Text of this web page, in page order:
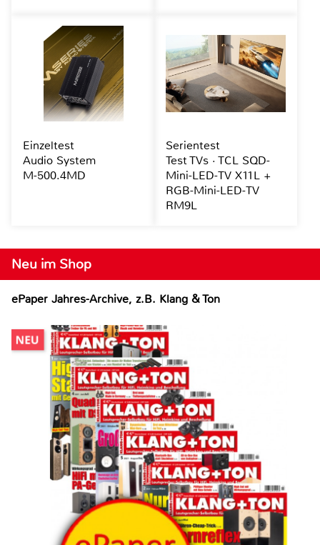
Neu im Shop
ePaper Jahres-Archive, z.B. Klang & Ton
Einzeltest
Audio System
M-500.4MD
Serientest
Test TVs · TCL SQD-
Mini-LED-TV X11L +
RGB-Mini-LED-TV
RM9L